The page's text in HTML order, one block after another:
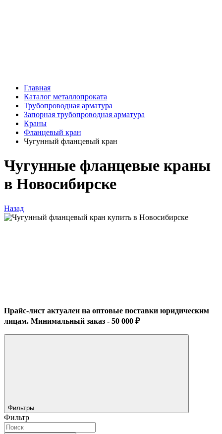
Главная
Каталог металлопроката
Трубопроводная арматура
Запорная трубопроводная арматура
Краны
Фланцевый кран
Чугунный фланцевый кран
Чугунные фланцевые краны
в Новосибирске
Назад
Прайс-лист актуален на оптовые поставки юридическим
лицам. Минимальный заказ - 50 000 ₽
Фильтры
Фильтр